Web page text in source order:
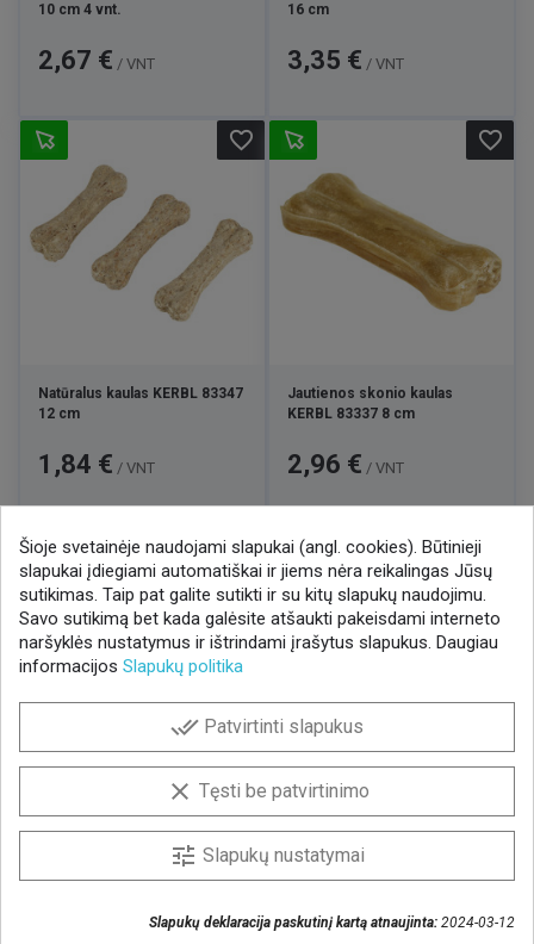
10 cm 4 vnt.
Kaina
2,67 € / VNT
16 cm
Kaina
3,35 € / VNT
Natūralus kaulas KERBL 83347
12 cm
Kaina
1,84 € / VNT
favorite_border
Jautienos skonio kaulas
KERBL 83337 8 cm
Kaina
2,96 € / VNT
favorite_border
1 2 3 … 9 
Gaukite geriausius pasiūlymus!
Prenumeruokite naujienlaiškį ir visada sužinokite
Sutinku, kad mano duomenys būtų saugomi
Šioje svetainėje naudojami slapukai (angl. cookies). Būtinieji
slapukai įdiegiami automatiškai ir jiems nėra reikalingas Jūsų
sutikimas. Taip pat galite sutikti ir su kitų slapukų naudojimu.
Savo sutikimą bet kada galėsite atšaukti pakeisdami interneto
naršyklės nustatymus ir ištrindami įrašytus slapukus. Daugiau
informacijos Slapukų politika
done_all Patvirtinti slapukus
clear Tęsti be patvirtinimo
tune Slapukų nustatymai
Slapukų deklaracija paskutinį kartą atnaujinta: 2024-03-12